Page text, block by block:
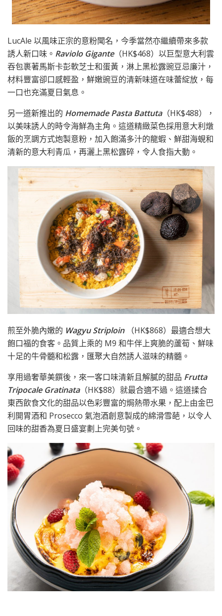
LucAle 以風味正宗的意粉聞名，今季當然亦繼續帶來多款
誘人新口味。 Raviolo Gigante（HK$468）以巨型意大利雲
吞包裹著馬斯卡彭軟芝士和蛋黃，淋上黑松露豌豆忌廉汁，
材料豐富卻口感輕盈，鮮嫩豌豆的清新味道在味蕾綻放，每
一口也充滿夏日氣息。
另一道新推出的 HomemadePastaBattuta（HK$488），
以美味誘人的時令海鮮為主角。這道精緻菜色採用意大利燉
飯的烹調方式炮製意粉，加入飽滿多汁的龍蝦、鮮甜海蜆和
清新的意大利青瓜，再灑上黑松露碎，令人食指大動。
煎至外脆內嫩的 Wagyu Striploin
（HK$868）最適合想大
飽口福的食客。品質上乘的 M9 和牛伴上爽脆的蘆筍、鮮味
十足的牛骨髓和松露，匯聚大自然誘人滋味的精髓。
享用過奢華美饌後，來一客口味清新且解膩的甜品 Frutta
Tripocale Gratinata（HK$88）就最合適不過。這道揉合
東西飲食文化的甜品以色彩豐富的焗熱帶水果，配上由金巴
利開胃酒和 Prosecco 氣泡酒創意製成的綿滑雪葩，以令人
回味的甜香為夏日盛宴劃上完美句號。